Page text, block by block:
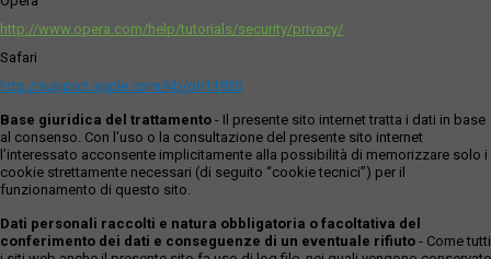
http://www.opera.com/help/tutorials/security/privacy/
Safari
http://support.apple.com/kb/ph11920
Base giuridica del trattamento - Il presente sito internet tratta i dati in base
al consenso. Con l'uso o la consultazione del presente sito internet
l’interessato acconsente implicitamente alla possibilità di memorizzare solo i
cookie strettamente necessari (di seguito “cookie tecnici”) per il
funzionamento di questo sito.
Dati personali raccolti e natura obbligatoria o facoltativa del
conferimento dei dati e conseguenze di un eventuale rifiuto - Come tutti